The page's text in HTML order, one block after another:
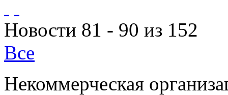
Новости 81 - 90 из 152
Все
Некоммерческая